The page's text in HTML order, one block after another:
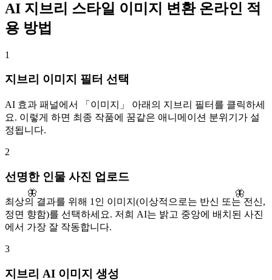
🦋 🦋
AI 지브리 스타일 이미지 변환 온라인 적
용 방법
1
지브리 이미지 필터 선택
AI 효과 패널에서 「이미지」 아래의 지브리 필터를 클릭하세
요. 이렇게 하면 최종 작품에 꿈같은 애니메이션 분위기가 설
정됩니다.
2
선명한 인물 사진 업로드
최상의 결과를 위해 1인 이미지(이상적으로는 반신 또는 전신,
정면 향함)를 선택하세요. 저희 AI는 밝고 중앙에 배치된 사진
에서 가장 잘 작동합니다.
3
지브리 AI 이미지 생성